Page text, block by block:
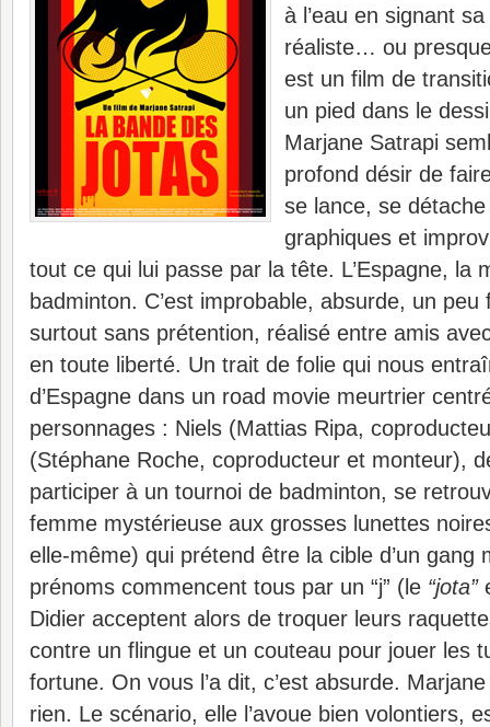
à l’eau en signant
réaliste… ou
est un film de
un pied dans le
Marjane Satrapi
profond désir de
se lance, se
graphiques et
tout ce qui lui passe par la tête. L’Espagne, la
badminton. C’est improbable, absurde, un peu
surtout sans prétention, réalisé entre amis
en toute liberté. Un trait de folie qui nous
d’Espagne dans un road movie meurtrier
personnages : Niels (Mattias Ripa,
(Stéphane Roche, coproducteur et monteur),
participer à un tournoi de badminton, se
femme mystérieuse aux grosses lunettes
elle-même) qui prétend être la cible d’un gang
prénoms commencent tous par un “j” (le “jota”
Didier acceptent alors de troquer leurs
contre un flingue et un couteau pour jouer les
fortune. On vous l’a dit, c’est absurde.
rien. Le scénario, elle l’avoue bien volontiers,